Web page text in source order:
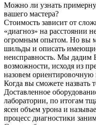
Можно ли узнать
вашего мастера?
Стоимость зависит от
«диагноз» на расстоянии
огромным опытом. Но вы
шильды и описать
неисправность. Мы дадим
возможности, исходя из
назовем ориентировочную
Когда вы сможете назвать
Доставленное
лаборатории, по итогам
ясен объем урона и
процесс диагностики